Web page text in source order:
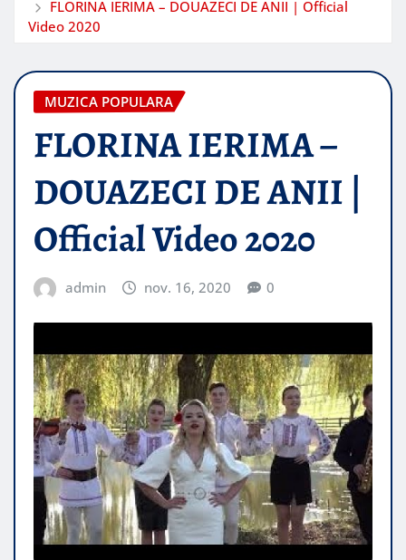
FLORINA IERIMA – DOUAZECI DE ANII | Official
Video 2020
MUZICA POPULARA
FLORINA IERIMA –
DOUAZECI DE ANII |
Official Video 2020
admin nov. 16, 2020 0